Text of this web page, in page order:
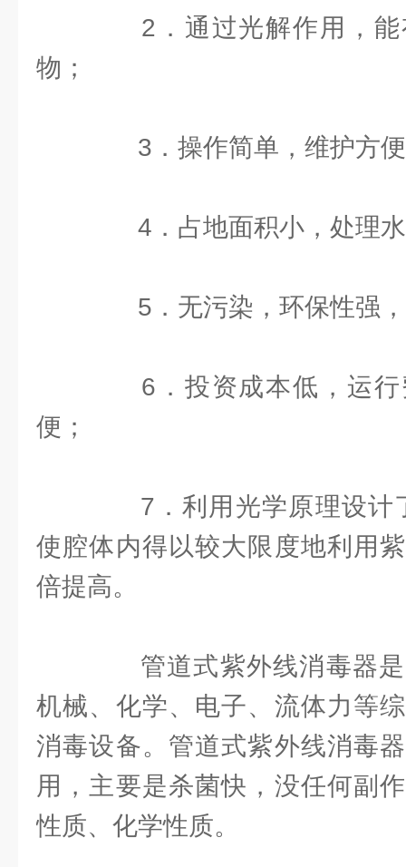
2．通过光解作用，能
物；
3．操作简单，维护方
4．占地面积小，处理水
5．无污染，环保性强，
6．投资成本低，运行
便；
7．利用光学原理设计
使腔体内得以较大限度地利用
倍提高。
管道式紫外线消毒器是
机械、化学、电子、流体力等
消毒设备。管道式紫外线消毒
用，主要是杀菌快，没任何副
性质、化学性质。